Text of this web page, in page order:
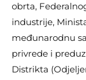
obrta,
industrije,
međunarodnu
privrede i
Distrikta